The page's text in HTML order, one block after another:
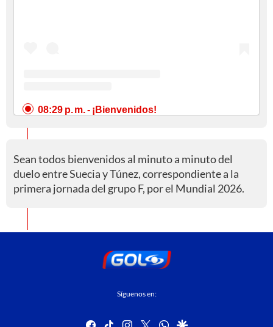
08:29 p. m. - ¡Bienvenidos!
Sean todos bienvenidos al minuto a minuto del
duelo entre Suecia y Túnez, correspondiente a la
primera jornada del grupo F, por el Mundial 2026.
Síguenos en:
facebook
tiktok instagram
twitterwhatsapp
google